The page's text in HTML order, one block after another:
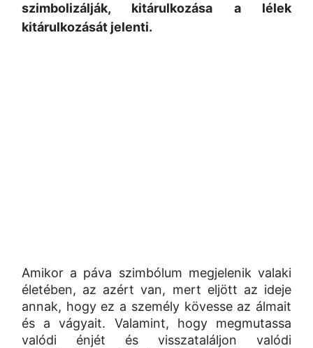
szimbolizálják, kitárulkozása a lélek
kitárulkozását jelenti.
Amikor a páva szimbólum megjelenik valaki
életében, az azért van, mert eljött az ideje
annak, hogy ez a személy kövesse az álmait
és a vágyait. Valamint, hogy megmutassa
valódi énjét és visszataláljon valódi